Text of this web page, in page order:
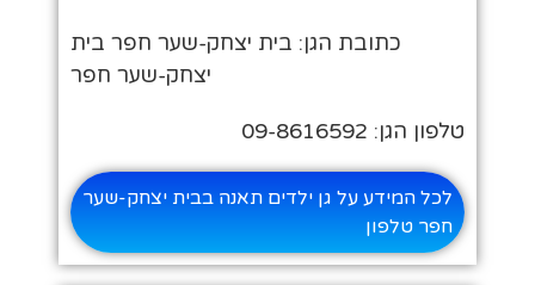
כתובת הגן: בית יצחק-שער חפר בית
יצחק-שער חפר
טלפון הגן: 09-8616592
לכל המידע על גן ילדים תאנה בבית יצחק-שער
חפר טלפון